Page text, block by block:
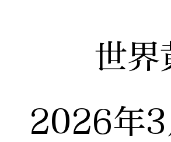
世界黄
2026年3